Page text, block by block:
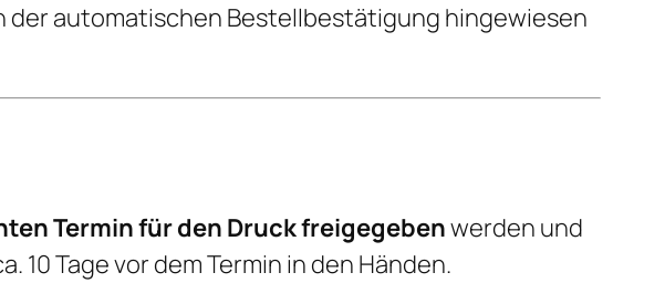
der automatischen Bestellbestätigung hingewiesen
Termin für den Druck freigegebenwerden und
Tage vor dem Termin in den Händen.